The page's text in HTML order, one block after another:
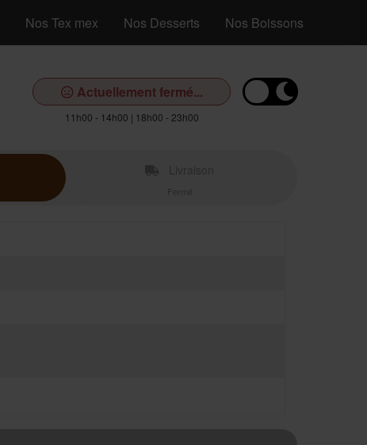
Nos Tex mex Nos Desserts Nos Boissons
Actuellement fermé...
11h00 - 14h00 | 18h00 - 23h00